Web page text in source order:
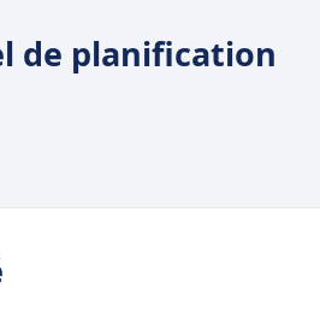
de planification